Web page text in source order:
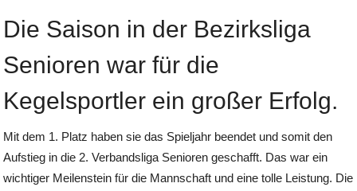
Die Saison in der Bezirksliga
Senioren war für die
Kegelsportler ein großer Erfolg.
Mit dem 1. Platz haben sie das Spieljahr beendet und somit den
Aufstieg in die 2. Verbandsliga Senioren geschafft. Das war ein
wichtiger Meilenstein für die Mannschaft und eine tolle Leistung. Die